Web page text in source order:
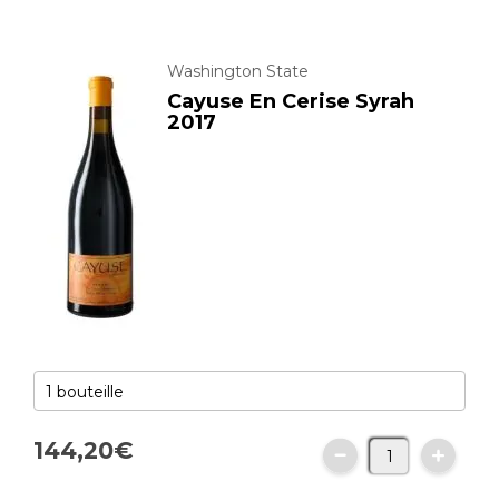
Washington State
Cayuse En Cerise Syrah
2017
144,20€